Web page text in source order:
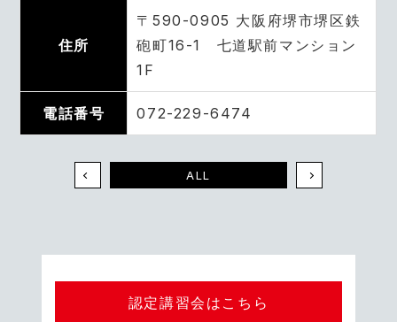
住所
〒590-0905 大阪府堺市堺区鉄
砲町16-1 七道駅前マンション
1F
電話番号 072-229-6474
ALL
認定講習会はこちら